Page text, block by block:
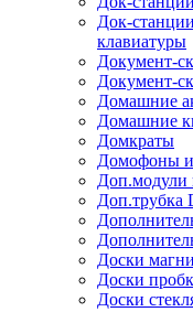
Док-
клавиатуры
Документ-
Документ-
Домашние
Домашние
Домкраты
Домофоны
Доп.трубка
Доски
Доски
Доски